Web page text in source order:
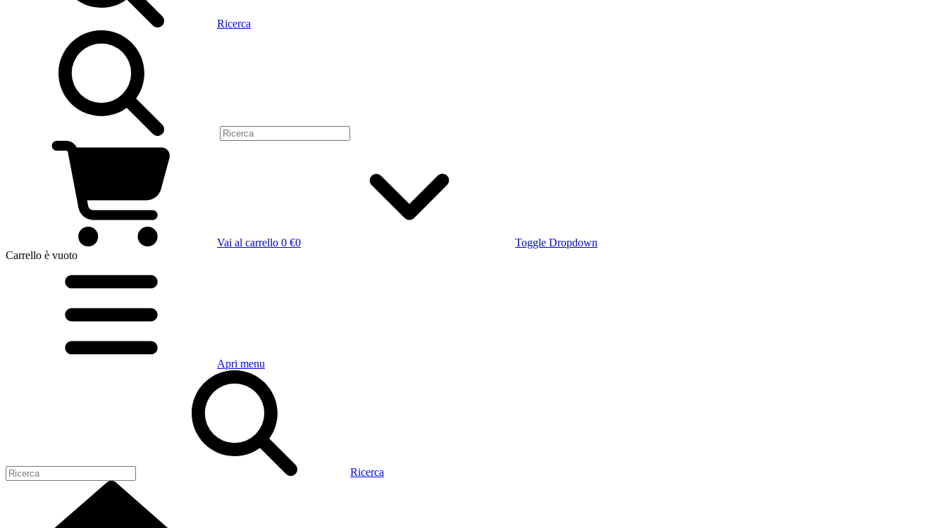
Ricerca
Vai al carrello 0 €0
Toggle Dropdown
Carrello è vuoto
Apri menu
Ricerca